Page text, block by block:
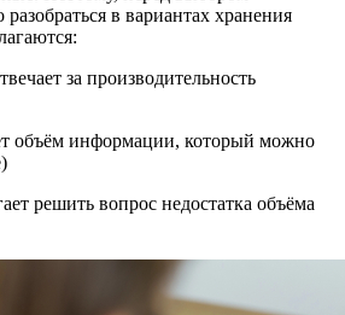
в вариантах хранения
за производительность
объём информации, который можно
решить вопрос недостатка объёма